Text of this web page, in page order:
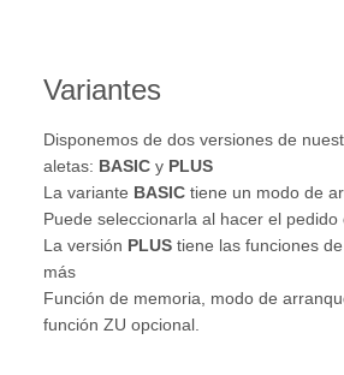
Variantes
Disponemos de dos versiones de
aletas: BASIC y PLUS
La variante BASIC tiene un modo de
Puede seleccionarla al hacer el pedido
La versión PLUS tiene las funciones
más
Función de memoria, modo de
función ZU opcional.